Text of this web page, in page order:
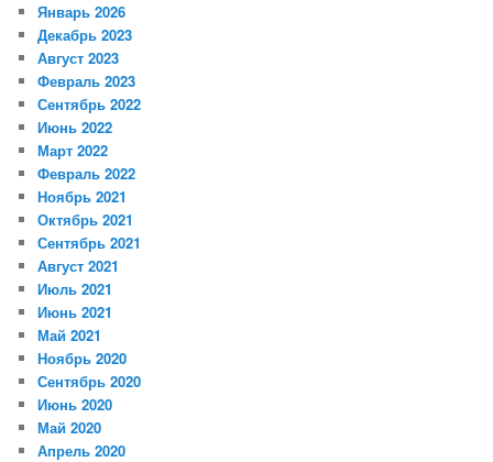
Январь 2026
Декабрь 2023
Август 2023
Февраль 2023
Сентябрь 2022
Июнь 2022
Март 2022
Февраль 2022
Ноябрь 2021
Октябрь 2021
Сентябрь 2021
Август 2021
Июль 2021
Июнь 2021
Май 2021
Ноябрь 2020
Сентябрь 2020
Июнь 2020
Май 2020
Апрель 2020